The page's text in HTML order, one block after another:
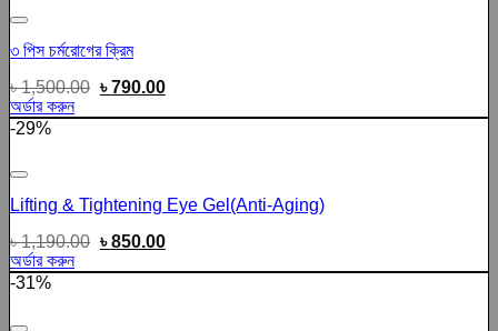
৩ পিস চর্মরোগের ক্রিম
৳1,500.00 ৳790.00
অর্ডার করুন
-29%
Lifting & Tightening Eye Gel(Anti-Aging)
৳1,190.00 ৳850.00
অর্ডার করুন
-31%